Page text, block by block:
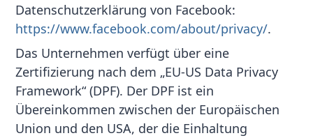
Datenschutzerklärung von Facebook:
https://www.facebook.com/about/privacy/.
Das Unternehmen verfügt über eine
Zertifizierung nach dem „EU-US Data Privacy
Framework“ (DPF). Der DPF ist ein
Übereinkommen zwischen der Europäischen
Union und den USA, der die Einhaltung